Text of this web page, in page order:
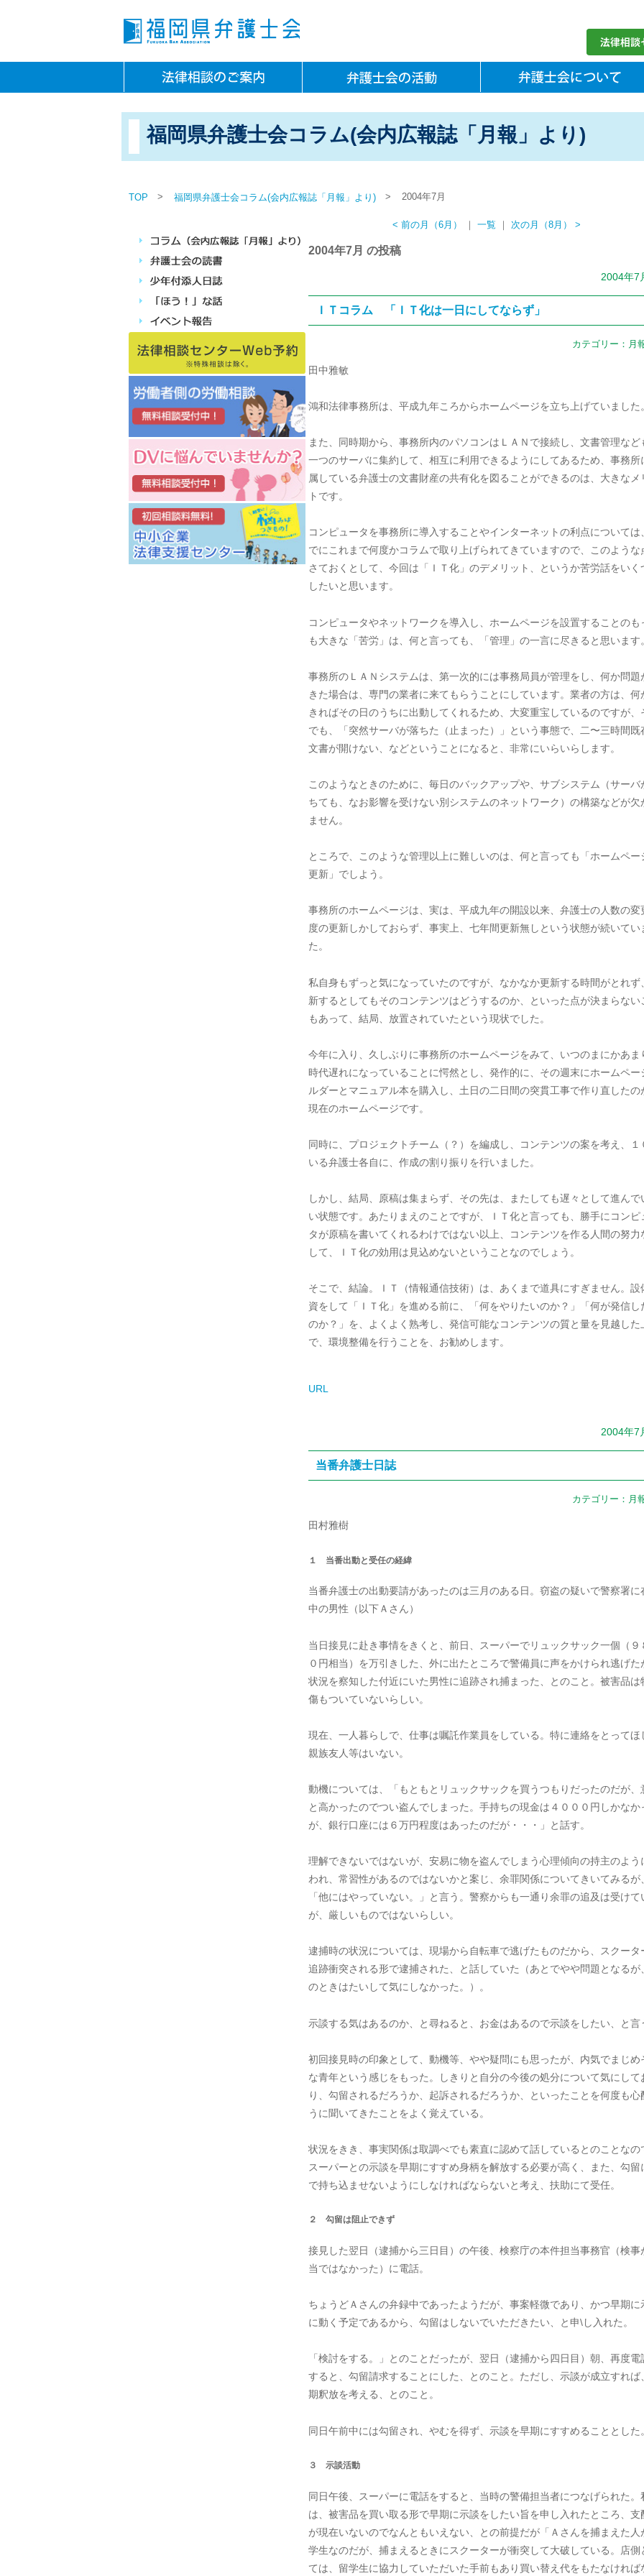
福岡県弁護士会コラム(会内広報誌「月報」より)
TOP > 福岡県弁護士会コラム(会内広報誌「月報」より)> 2004年7月
< 前の月（6月） 一覧 次の月（8月） >
2004年7月 の投稿
2004年7
ＩＴコラム 「ＩＴ化は一日にしてならず」
カテゴリー： 月
田中雅敏
鴻和法律事務所は、平成九年ころからホームページを立ち上げていました。
また、同時期から、事務所内のパソコンはＬＡＮで接続し、文書管理など
一つのサーバに集約して、相互に利用できるようにしてあるため、事務所
属している弁護士の文書財産の共有化を図ることができるのは、大きなメ
トです。
コンピュータを事務所に導入することやインターネットの利点については
でにこれまで何度かコラムで取り上げられてきていますので、このような
さておくとして、今回は「ＩＴ化」のデメリット、というか苦労話をいく
したいと思います。
コンピュータやネットワークを導入し、ホームページを設置することのも
も大きな「苦労」は、何と言っても、「管理」の一言に尽きると思います。
事務所のＬＡＮシステムは、第一次的には事務局員が管理をし、何か問題
きた場合は、専門の業者に来てもらうことにしています。業者の方は、何
きればその日のうちに出動してくれるため、大変重宝しているのですが、
でも、「突然サーバが落ちた（止まった）」という事態で、二〜三時間既
文書が開けない、などということになると、非常にいらいらします。
このようなときのために、毎日のバックアップや、サブシステム（サーバ
ちても、なお影響を受けない別システムのネットワーク）の構築などが欠
ません。
ところで、このような管理以上に難しいのは、何と言っても「ホームペー
更新」でしよう。
事務所のホームページは、実は、平成九年の開設以来、弁護士の人数の変
度の更新しかしておらず、事実上、七年間更新無しという状態が続いてい
た。
私自身もずっと気になっていたのですが、なかなか更新する時間がとれず
新するとしてもそのコンテンツはどうするのか、といった点が決まらない
もあって、結局、放置されていたという現状でした。
今年に入り、久しぶりに事務所のホームページをみて、いつのまにかあま
時代遅れになっていることに愕然とし、発作的に、その週末にホームペー
ルダーとマニュアル本を購入し、土日の二日間の突貫工事で作り直したの
現在のホームページです。
同時に、プロジェクトチーム（？）を編成し、コンテンツの案を考え、１
いる弁護士各自に、作成の割り振りを行いました。
しかし、結局、原稿は集まらず、その先は、またしても遅々として進んで
い状態です。あたりまえのことですが、ＩＴ化と言っても、勝手にコンピ
タが原稿を書いてくれるわけではない以上、コンテンツを作る人間の努力
して、ＩＴ化の効用は見込めないということなのでしょう。
そこで、結論。ＩＴ（情報通信技術）は、あくまで道具にすぎません。設
資をして「ＩＴ化」を進める前に、「何をやりたいのか？」「何が発信し
のか？」を、よくよく熟考し、発信可能なコンテンツの質と量を見越した
で、環境整備を行うことを、お勧めします。
URL
2004年7
当番弁護士日誌
カテゴリー： 月
田村雅樹
１ 当番出動と受任の経緯
当番弁護士の出動要請があったのは三月のある日。窃盗の疑いで警察署に
中の男性（以下Ａさん）
当日接見に赴き事情をきくと、前日、スーパーでリュックサック一個（９
０円相当）を万引きした、外に出たところで警備員に声をかけられ逃げた
状況を察知した付近にいた男性に追跡され捕まった、とのこと。被害品は
傷もついていないらしい。
現在、一人暮らしで、仕事は嘱託作業員をしている。特に連絡をとってほ
親族友人等はいない。
動機については、「もともとリュックサックを買うつもりだったのだが、
と高かったのでつい盗んでしまった。手持ちの現金は４０００円しかなか
が、銀行口座には６万円程度はあったのだが・・・」と話す。
理解できないではないが、安易に物を盗んでしまう心理傾向の持主のよう
われ、常習性があるのではないかと案じ、余罪関係についてきいてみるが、
「他にはやっていない。」と言う。警察からも一通り余罪の追及は受けて
が、厳しいものではないらしい。
逮捕時の状況については、現場から自転車で逃げたものだから、スクータ
追跡衝突される形で逮捕された、と話していた（あとでやや問題となるが
のときはたいして気にしなかった。）。
示談する気はあるのか、と尋ねると、お金はあるので示談をしたい、と言
初回接見時の印象として、動機等、やや疑問にも思ったが、内気でまじめ
な青年という感じをもった。しきりと自分の今後の処分について気にして
り、勾留されるだろうか、起訴されるだろうか、といったことを何度も心
うに聞いてきたことをよく覚えている。
状況をきき、事実関係は取調べでも素直に認めて話しているとのことなの
スーパーとの示談を早期にすすめ身柄を解放する必要が高く、また、勾留
で持ち込ませないようにしなければならないと考え、扶助にて受任。
２ 勾留は阻止できず
接見した翌日（逮捕から三日目）の午後、検察庁の本件担当事務官（検事
当ではなかった）に電話。
ちょうどＡさんの弁録中であったようだが、事案軽微であり、かつ早期に
に動く予定であるから、勾留はしないでいただきたい、と申\し入れた。
「検討をする。」とのことだったが、翌日（逮捕から四日目）朝、再度電
すると、勾留請求することにした、とのこと。ただし、示談が成立すれば
期釈放を考える、とのこと。
同日午前中には勾留され、やむを得ず、示談を早期にすすめることとした。
３ 示談活動
同日午後、スーパーに電話をすると、当時の警備担当者につなげられた。
は、被害品を買い取る形で早期に示談をしたい旨を申し入れたところ、支
が現在いないのでなんともいえない、との前提だが「Ａさんを捕まえた人
学生なのだが、捕まえるときにスクーターが衝突して大破している。店側
ては、留学生に協力していただいた手前もあり買い替え代をもたなければ